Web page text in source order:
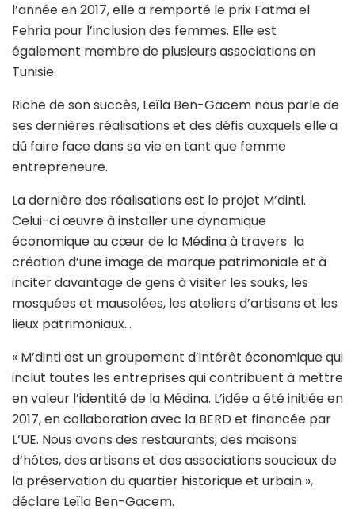
l’année en 2017, elle a remporté le prix Fatma el
Fehria pour l’inclusion des femmes. Elle est
également membre de plusieurs associations en
Tunisie.
Riche de son succès, Leïla Ben-Gacem nous parle de
ses dernières réalisations et des défis auxquels elle a
dû faire face dans sa vie en tant que femme
entrepreneure.
La dernière des réalisations est le projet M’dinti.
Celui-ci œuvre à installer une dynamique
économique au cœur de la Médina à travers la
création d’une image de marque patrimoniale et à
inciter davantage de gens à visiter les souks, les
mosquées et mausolées, les ateliers d’artisans et les
lieux patrimoniaux…
« M’dinti est un groupement d’intérêt économique qui
inclut toutes les entreprises qui contribuent à mettre
en valeur l’identité de la Médina. L’idée a été initiée en
2017, en collaboration avec la BERD et financée par
L’UE. Nous avons des restaurants, des maisons
d’hôtes, des artisans et des associations soucieux de
la préservation du quartier historique et urbain »,
déclare Leïla Ben-Gacem.